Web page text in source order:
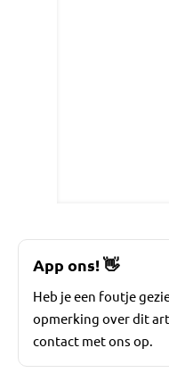
App ons!👋
Heb je een foutje
opmerking over dit
contact met ons op.